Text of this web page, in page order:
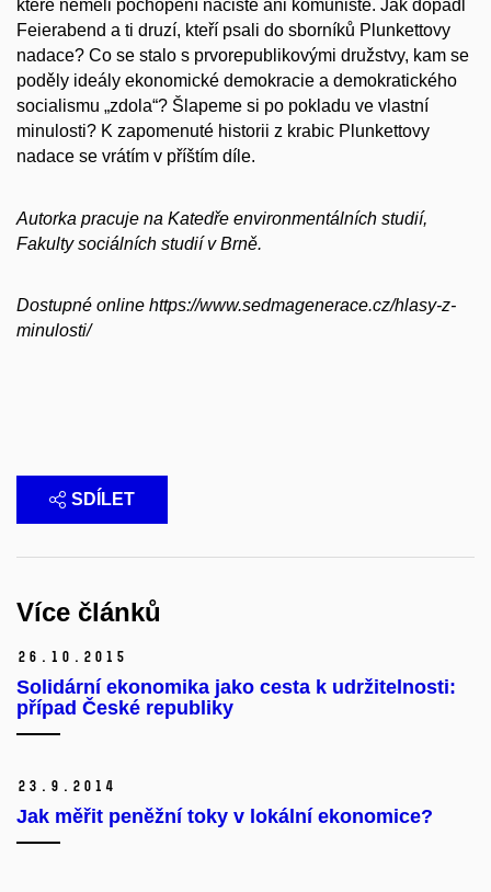
které neměli pochopení nacisté ani komunisté. Jak dopadl
Feierabend a ti druzí, kteří psali do sborníků Plunkettovy
nadace? Co se stalo s prvorepublikovými družstvy, kam se
poděly ideály ekonomické demokracie a demokratického
socialismu „zdola“? Šlapeme si po pokladu ve vlastní
minulosti? K zapomenuté historii z krabic Plunkettovy
nadace se vrátím v příštím díle.
Autorka pracuje na Katedře environmentálních studií,
Fakulty sociálních studií v Brně.
Dostupné online https://www.sedmagenerace.cz/hlasy-z-
minulosti/
SDÍLET
Více článků
26. 10. 2015
Solidární ekonomika jako cesta k udržitelnosti:
případ České republiky
23. 9. 2014
Jak měřit peněžní toky v lokální ekonomice?